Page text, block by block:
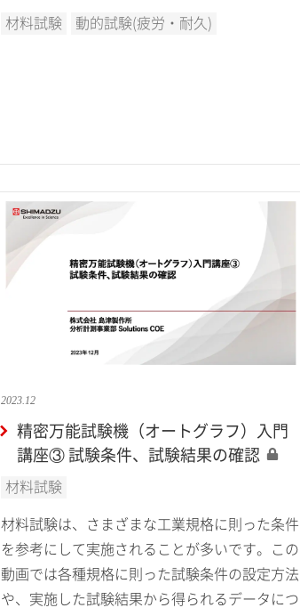
材料試験 動的試験(疲労・耐久)
2023.12
精密万能試験機（オートグラフ）入門
講座③ 試験条件、試験結果の確認
材料試験
材料試験は、さまざまな工業規格に則った条件
を参考にして実施されることが多いです。この
動画では各種規格に則った試験条件の設定方法
や、実施した試験結果から得られるデータにつ